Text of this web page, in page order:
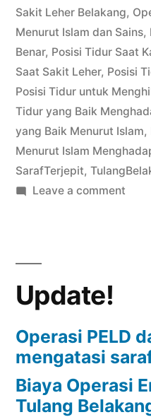
Sakit Leher Belakang,
Menurut Islam dan Sains,
Benar, Posisi Tidur Saat
Saat Sakit Leher, Posisi
Posisi Tidur untuk
Tidur yang Baik
yang Baik Menurut Islam,
Menurut Islam
SarafTerjepit,
Leave a commenton
Baik
Nyeri
Update!
Operasi PELD
mengatasi
Biaya Operasi
Tulang